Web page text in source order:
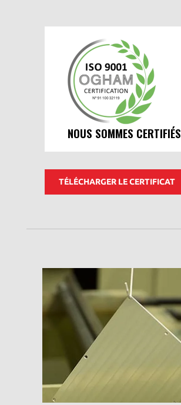
NOUS SOMMES CERTIFIÉS
TÉLÉCHARGER LE CERTIFICAT